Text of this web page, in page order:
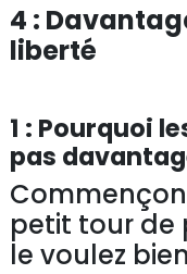
4 :
liberté
1 : Pourquoi
pas
petit tour de
le voulez